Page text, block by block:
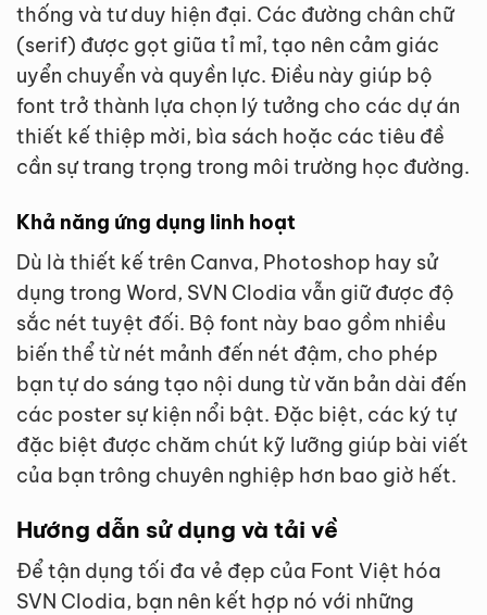
thống và tư duy hiện đại. Các đường chân chữ
(serif) được gọt giũa tỉ mỉ, tạo nên cảm giác
uyển chuyển và quyền lực. Điều này giúp bộ
font trở thành lựa chọn lý tưởng cho các dự án
thiết kế thiệp mời, bìa sách hoặc các tiêu đề
cần sự trang trọng trong môi trường học đường.
Khả năng ứng dụng linh hoạt
Dù là thiết kế trên Canva, Photoshop hay sử
dụng trong Word, SVN Clodia vẫn giữ được độ
sắc nét tuyệt đối. Bộ font này bao gồm nhiều
biến thể từ nét mảnh đến nét đậm, cho phép
bạn tự do sáng tạo nội dung từ văn bản dài đến
các poster sự kiện nổi bật. Đặc biệt, các ký tự
đặc biệt được chăm chút kỹ lưỡng giúp bài viết
của bạn trông chuyên nghiệp hơn bao giờ hết.
Hướng dẫn sử dụng và tải về
Để tận dụng tối đa vẻ đẹp của Font Việt hóa
SVN Clodia, bạn nên kết hợp nó với những